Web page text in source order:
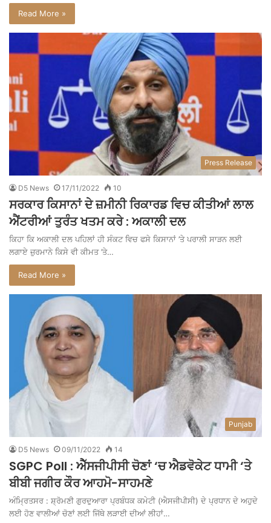
Read More »
Press Release
D5 News 17/11/2022 10
ਸਰਕਾਰ ਕਿਸਾਨਾਂ ਦੇ ਜ਼ਮੀਨੀ ਰਿਕਾਰਡ ਵਿਚ ਕੀਤੀਆਂ ਲਾਲ
ਐਂਟਰੀਆਂ ਤੁਰੰਤ ਖਤਮ ਕਰੇ : ਅਕਾਲੀ ਦਲ
ਕਿਹਾ ਕਿ ਅਕਾਲੀ ਦਲ ਪਹਿਲਾਂ ਹੀ ਸੰਕਟ ਵਿਚ ਫਸੇ ਕਿਸਾਨਾਂ ’ਤੇ ਪਰਾਲੀ ਸਾੜਨ ਲਈ
ਲਗਾਏ ਜ਼ੁਰਮਾਨੇ ਕਿਸੇ ਵੀ ਕੀਮਤ ’ਤੇ…
Read More »
Punjab
D5 News 09/11/2022 14
SGPC Poll : ਐੱਸਜੀਪੀਸੀ ਚੋਣਾਂ ‘ਚ ਐਡਵੋਕੇਟ ਧਾਮੀ ‘ਤੇ
ਬੀਬੀ ਜਗੀਰ ਕੌਰ ਆਹਮੋ-ਸਾਹਮਣੇ
ਅੰਮ੍ਰਿਤਸਰ : ਸ਼੍ਰੋਮਣੀ ਗੁਰਦੁਆਰਾ ਪ੍ਰਬੰਧਕ ਕਮੇਟੀ (ਐਸਜੀਪੀਸੀ) ਦੇ ਪ੍ਰਧਾਨ ਦੇ ਅਹੁਦੇ
ਲਈ ਹੋਣ ਵਾਲੀਆਂ ਚੋਣਾਂ ਲਈ ਜਿੱਥੇ ਲੜਾਈ ਦੀਆਂ ਲੀਹਾਂ…